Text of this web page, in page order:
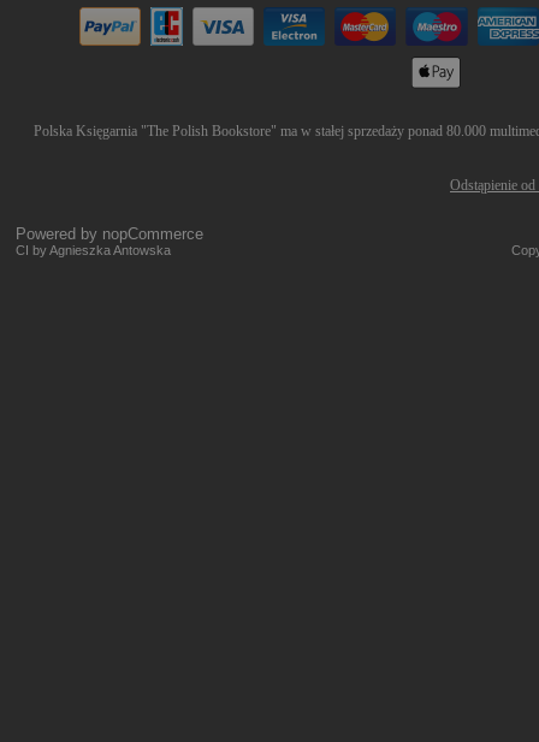
Polska Księgarnia "The Polish Bookstore" ma w stałej sprzedaży ponad 80.000
Odstąpienie
Powered by nopCommerce
CI by Agnieszka Antowska